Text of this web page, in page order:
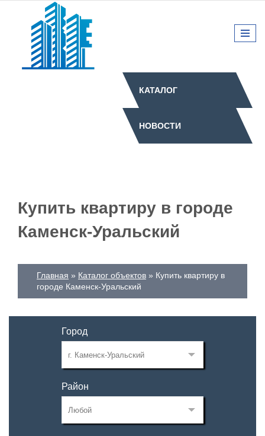
КАТАЛОГ
НОВОСТИ
Купить квартиру в городе
Каменск-Уральский
Главная Каталог объектов
Купить квартиру в
городе Каменск-Уральский
Город
Район